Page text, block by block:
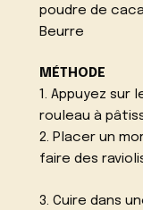
poudre de
Beurre
MÉTHODE
1. Appuyez sur
rouleau à
2. Placer un
faire des
3. Cuire dans